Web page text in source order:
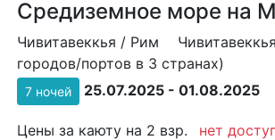
Средиземное море на
Чивитавеккья / Рим
городов/портов в 3 странах)
7 ночей 25.07.2025 - 01.08.2025
Цены за каюту на 2 взр.
нет